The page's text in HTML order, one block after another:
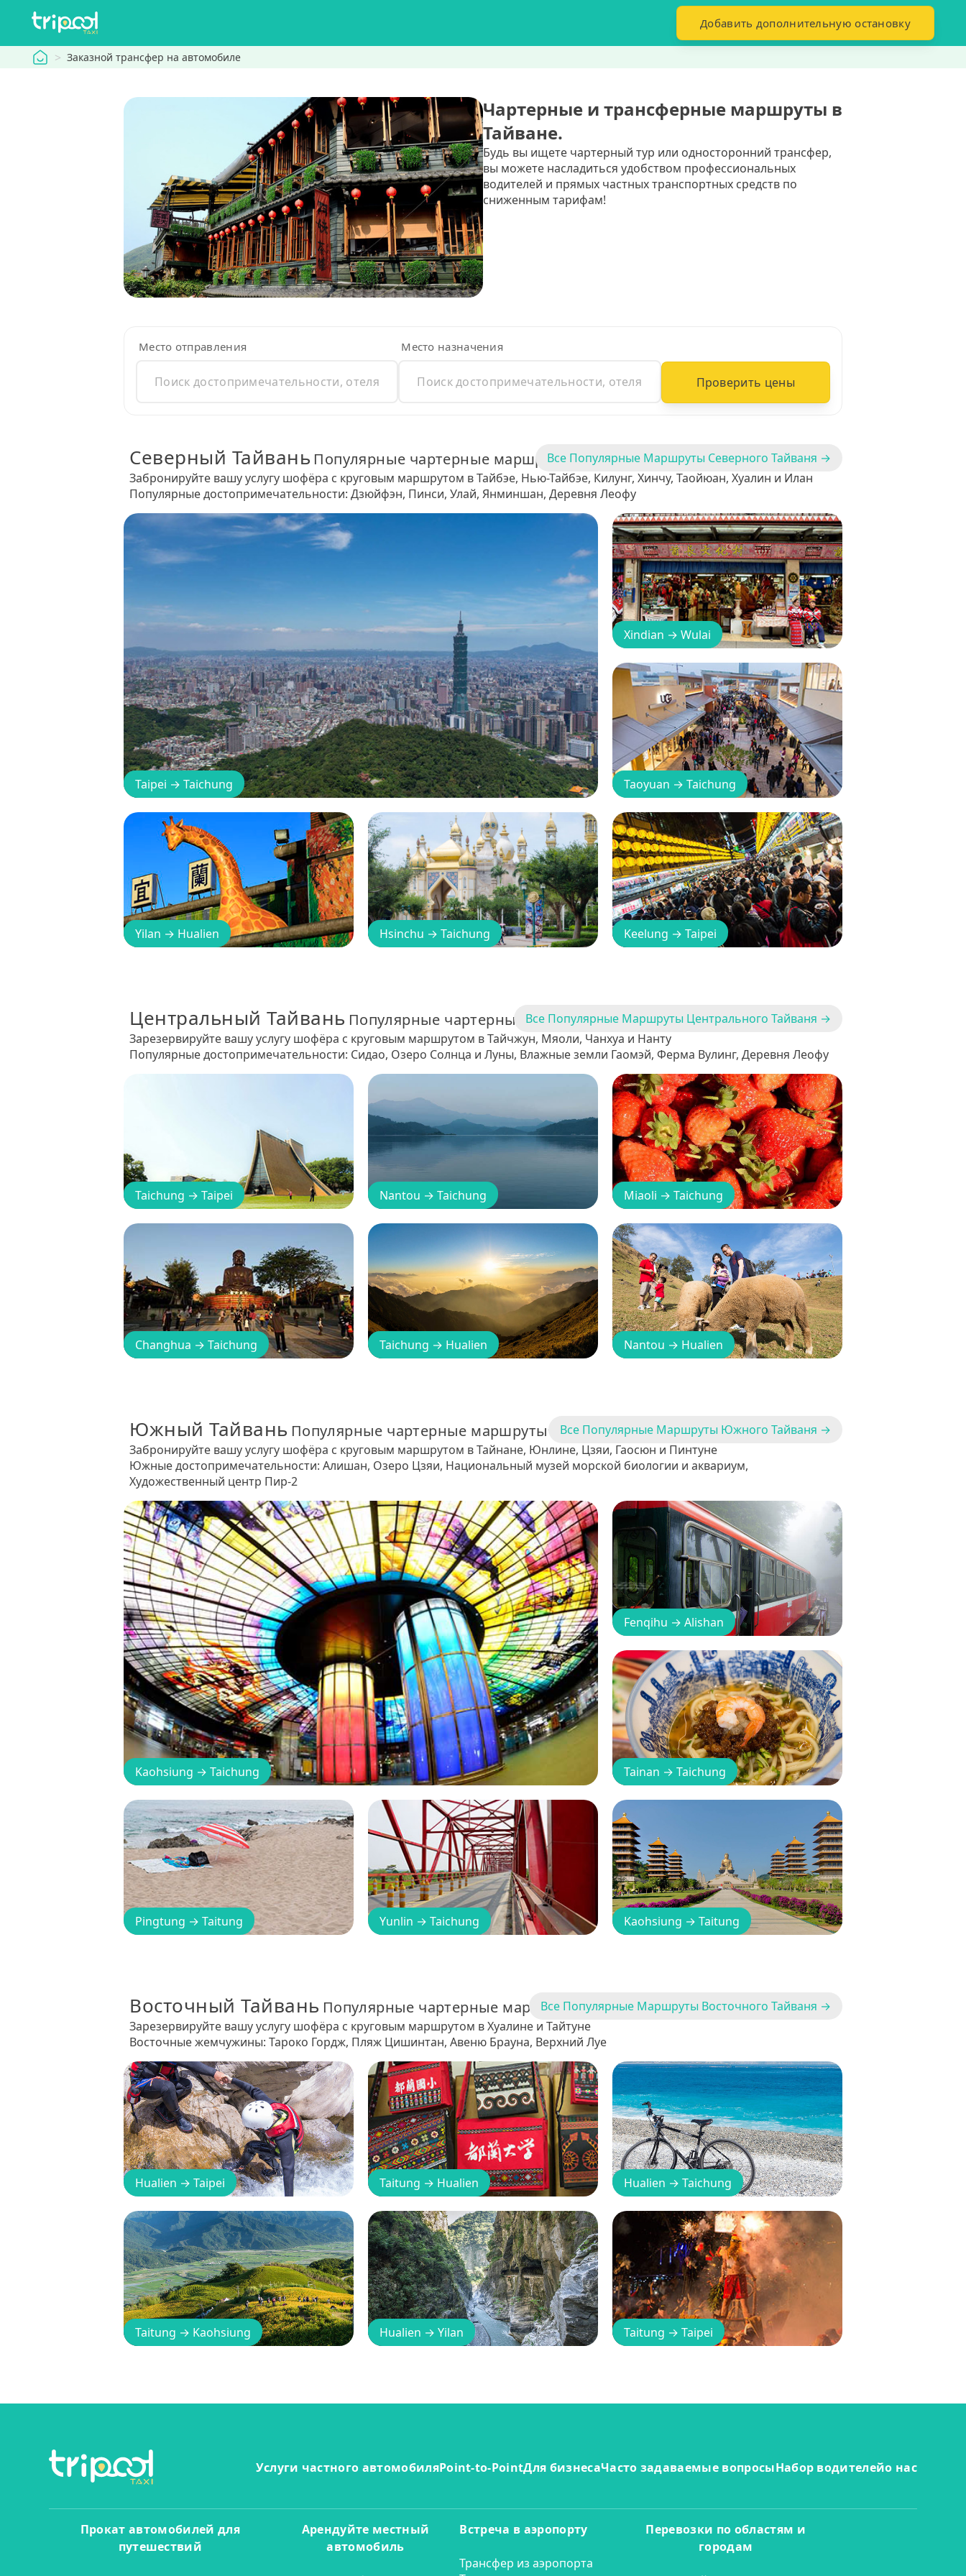
Добавить дополнительную остановку
tripoolЗаказной трансфер на автомобиле
Чартерные и трансферные маршруты в
Тайване.
Будь вы ищете чартерный тур или односторонний трансфер,
вы можете насладиться удобством профессиональных
водителей и прямых частных транспортных средств по
сниженным тарифам!
Место отправления Место назначения
Проверить цены
Северный Тайвань Популярные чартерные маршруты
Забронируйте вашу услугу шофёра с круговым маршрутом в Тайбэе, Нью-Тайбэе, Килунг, Хинчу, Таойюан, Хуалин и Илан
Популярные достопримечательности: Дзюйфэн, Пинси, Улай, Янминшан, Деревня Леофу
Все Популярные Маршруты Северного Тайваня →
Taipei → Taichung
Xindian → Wulai
Taoyuan → Taichung
Yilan → Hualien Hsinchu → Taichung Keelung → Taipei
Центральный Тайвань Популярные чартерные маршруты
Зарезервируйте вашу услугу шофёра с круговым маршрутом в Тайчжун, Мяоли, Чанхуа и Нанту
Популярные достопримечательности: Сидао, Озеро Солнца и Луны, Влажные земли Гаомэй, Ферма Вулинг, Деревня Леофу
Все Популярные Маршруты Центрального Тайваня →
Taichung → Taipei Nantou → Taichung Miaoli → Taichung
Changhua → Taichung Taichung → Hualien Nantou → Hualien
Южный Тайвань Популярные чартерные маршруты
Забронируйте вашу услугу шофёра с круговым маршрутом в Тайнане, Юнлине, Цзяи, Гаосюн и Пинтуне
Южные достопримечательности: Алишан, Озеро Цзяи, Национальный музей морской биологии и аквариум,
Художественный центр Пир-2
Все Популярные Маршруты Южного Тайваня →
Kaohsiung → Taichung
Fenqihu → Alishan
Tainan → Taichung
Pingtung → Taitung Yunlin → Taichung Kaohsiung → Taitung
Восточный Тайвань Популярные чартерные маршруты
Зарезервируйте вашу услугу шофёра с круговым маршрутом в Хуалине и Тайтуне
Восточные жемчужины: Тароко Гордж, Пляж Цишинтан, Авеню Брауна, Верхний Луе
Все Популярные Маршруты Восточного Тайваня →
Hualien → Taipei Taitung → Hualien Hualien → Taichung
Taitung → Kaohsiung Hualien → Yilan Taitung → Taipei
Услуги частного автомобиляPoint-to-PointДля бизнесаЧасто задаваемые вопросыНабор водителейо нас
Прокат автомобилей для
путешествий
Арендуйте местный
автомобиль
Встреча в аэропорту
Трансфер из аэропорта
Перевозки по областям и
городам